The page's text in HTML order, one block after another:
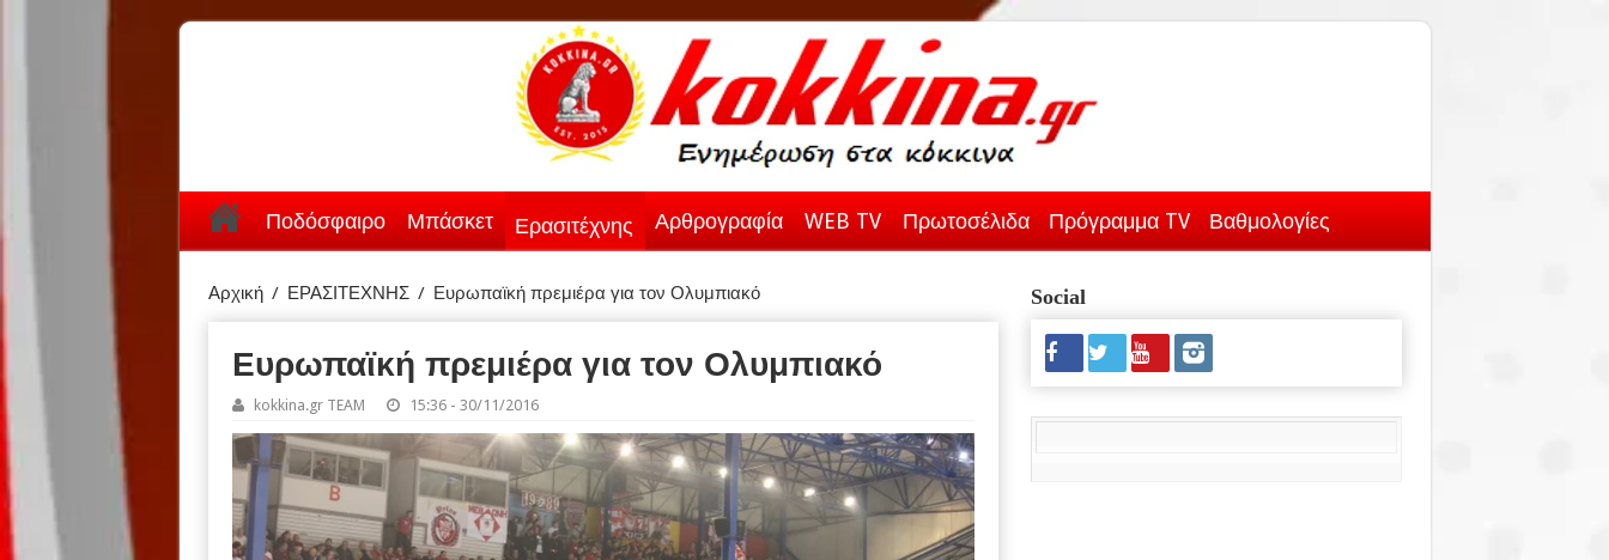
Ποδόσφαιρο Μπάσκετ Ερασιτέχνης Αρθρογραφία WEB TV Πρωτοσέλιδα Πρόγραμμα TV Βαθμολογίες
Αρχική / ΕΡΑΣΙΤΕΧΝΗΣ / Ευρωπαϊκή πρεμιέρα για τον Ολυμπιακό
Ευρωπαϊκή πρεμιέρα για τον Ολυμπιακό
kokkina.gr TEAM 15:36 - 30/11/2016
Social